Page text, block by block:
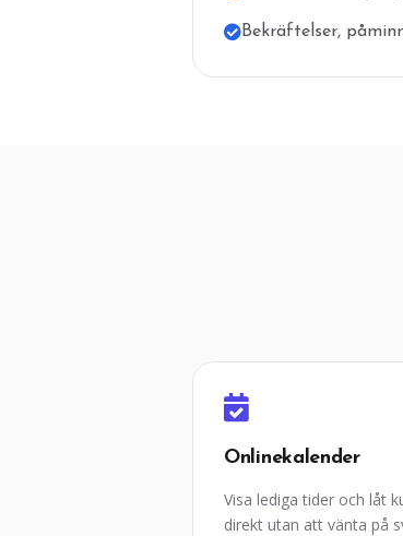
Bekräftelser,
Onlinekalender
Visa lediga tider och låt
direkt utan att vänta på